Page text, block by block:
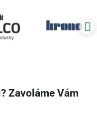
Zavoláme Vám